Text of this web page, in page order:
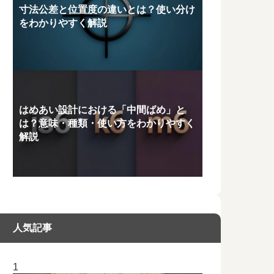
寸法公差と位置度の違いとは？使い分け
をわかりやすく解説
はめあい設計における「中間ばめ」と
は？意味・種類・使い方をわかりやすく
解説
人気記事